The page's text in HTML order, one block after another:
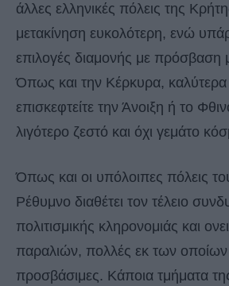
άλλες ελληνικές πόλεις της
μετακίνηση ευκολότερη, ενώ
επιλογές διαμονής με πρόσβαση
Όπως και την Κέρκυρα, καλύτερα
επισκεφτείτε την Άνοιξη ή το
λιγότερο ζεστό και όχι γεμάτο
Όπως και οι υπόλοιπες πόλεις
Ρέθυμνο διαθέτει τον τέλειο
πολιτισμικής κληρονομιάς και
παραλιών, πολλές εκ των οποίων
προσβάσιμες. Κάποια τμήματα